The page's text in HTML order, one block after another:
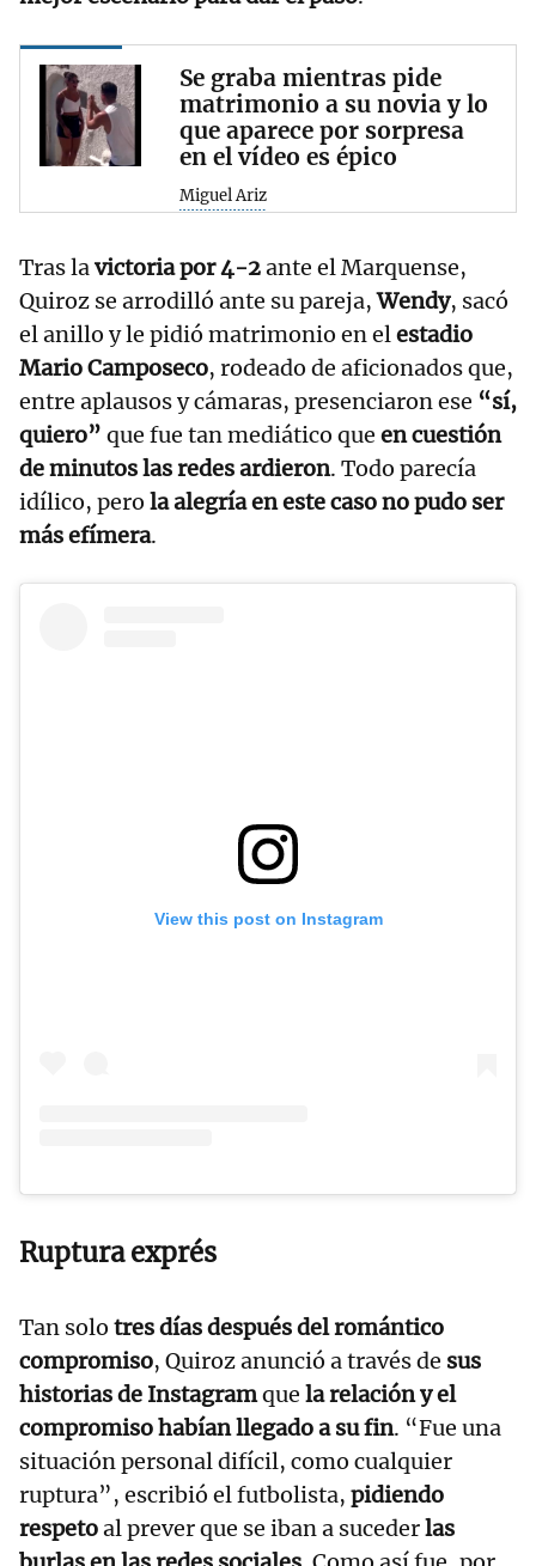
Se graba mientras pide
matrimonio a su novia y lo
que aparece por sorpresa
en el vídeo es épico
Miguel Ariz
Tras lavictoria por 4-2ante el Marquense,
Quiroz se arrodilló ante su pareja,Wendy, sacó
el anillo y le pidió matrimonio en elestadio
Mario Camposeco, rodeado de aficionados que,
entre aplausos y cámaras, presenciaron ese “sí,
quiero” que fue tan mediático que en cuestión
de minutos las redes ardieron. Todo parecía
idílico, pero la alegría en este caso no pudo ser
más efímera.
View this post on Instagram
Ruptura exprés
Tan solo tres días después del romántico
compromiso, Quiroz anunció a través de sus
historias de Instagramque la relación y el
compromiso habían llegado a su fin. “Fue una
situación personal difícil, como cualquier
ruptura”, escribió el futbolista, pidiendo
respetoal prever que se iban a sucederlas